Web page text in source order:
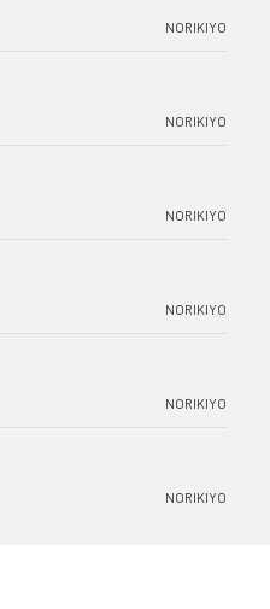
NORIKIYO
NORIKIYO
NORIKIYO
NORIKIYO
NORIKIYO
NORIKIYO